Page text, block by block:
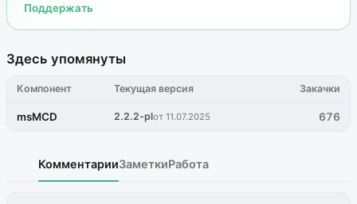
Поддержать
Здесь упомянуты
Компонент Текущая версия Закачки
msMCD 2.2.2-plот 11.07.2025 676
КомментарииЗаметкиРабота